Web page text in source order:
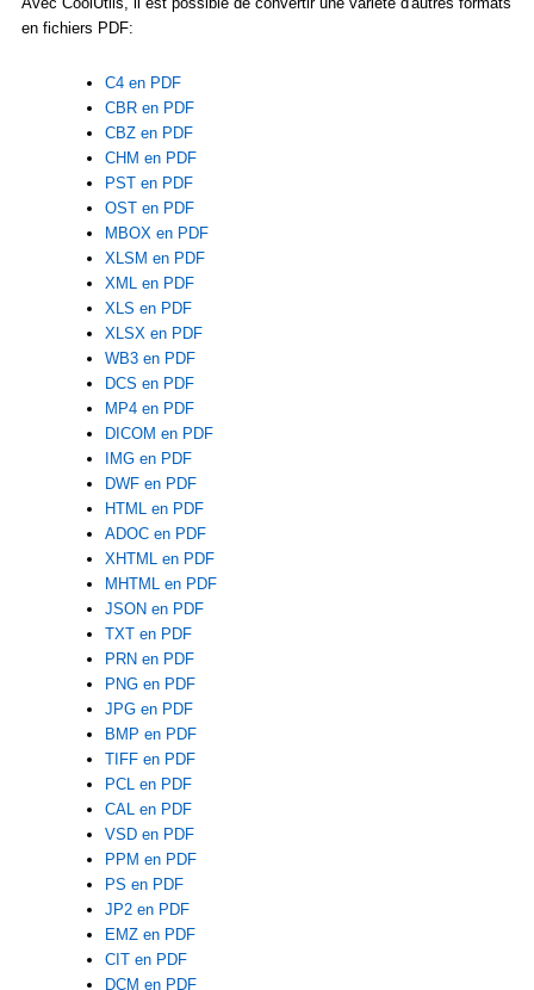
en fichiers PDF:
C4 en PDF
CBR en PDF
CBZ en PDF
CHM en PDF
PST en PDF
OST en PDF
MBOX en PDF
XLSM en PDF
XML en PDF
XLS en PDF
XLSX en PDF
WB3 en PDF
DCS en PDF
MP4 en PDF
DICOM en PDF
IMG en PDF
DWF en PDF
HTML en PDF
ADOC en PDF
XHTML en PDF
MHTML en PDF
JSON en PDF
TXT en PDF
PRN en PDF
PNG en PDF
JPG en PDF
BMP en PDF
TIFF en PDF
PCL en PDF
CAL en PDF
VSD en PDF
PPM en PDF
PS en PDF
JP2 en PDF
EMZ en PDF
CIT en PDF
DCM en PDF